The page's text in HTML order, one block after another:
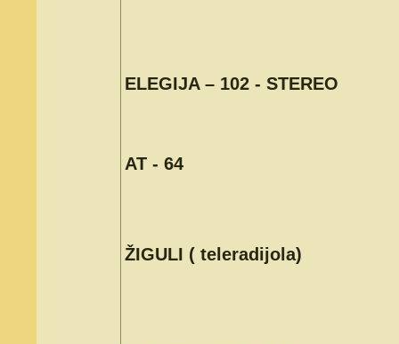
ELEGIJA – 102 - STEREO
AT - 64
ŽIGULI ( teleradijola)